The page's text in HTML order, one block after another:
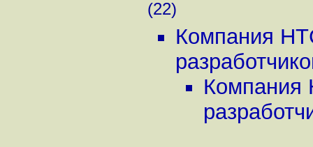
(22)
Компания
Компания